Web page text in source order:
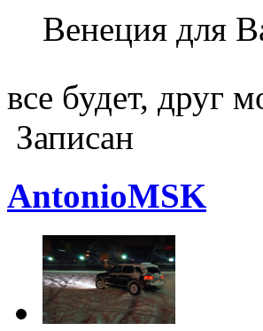
Венеция для
все будет, друг
Записан
AntonioMSK